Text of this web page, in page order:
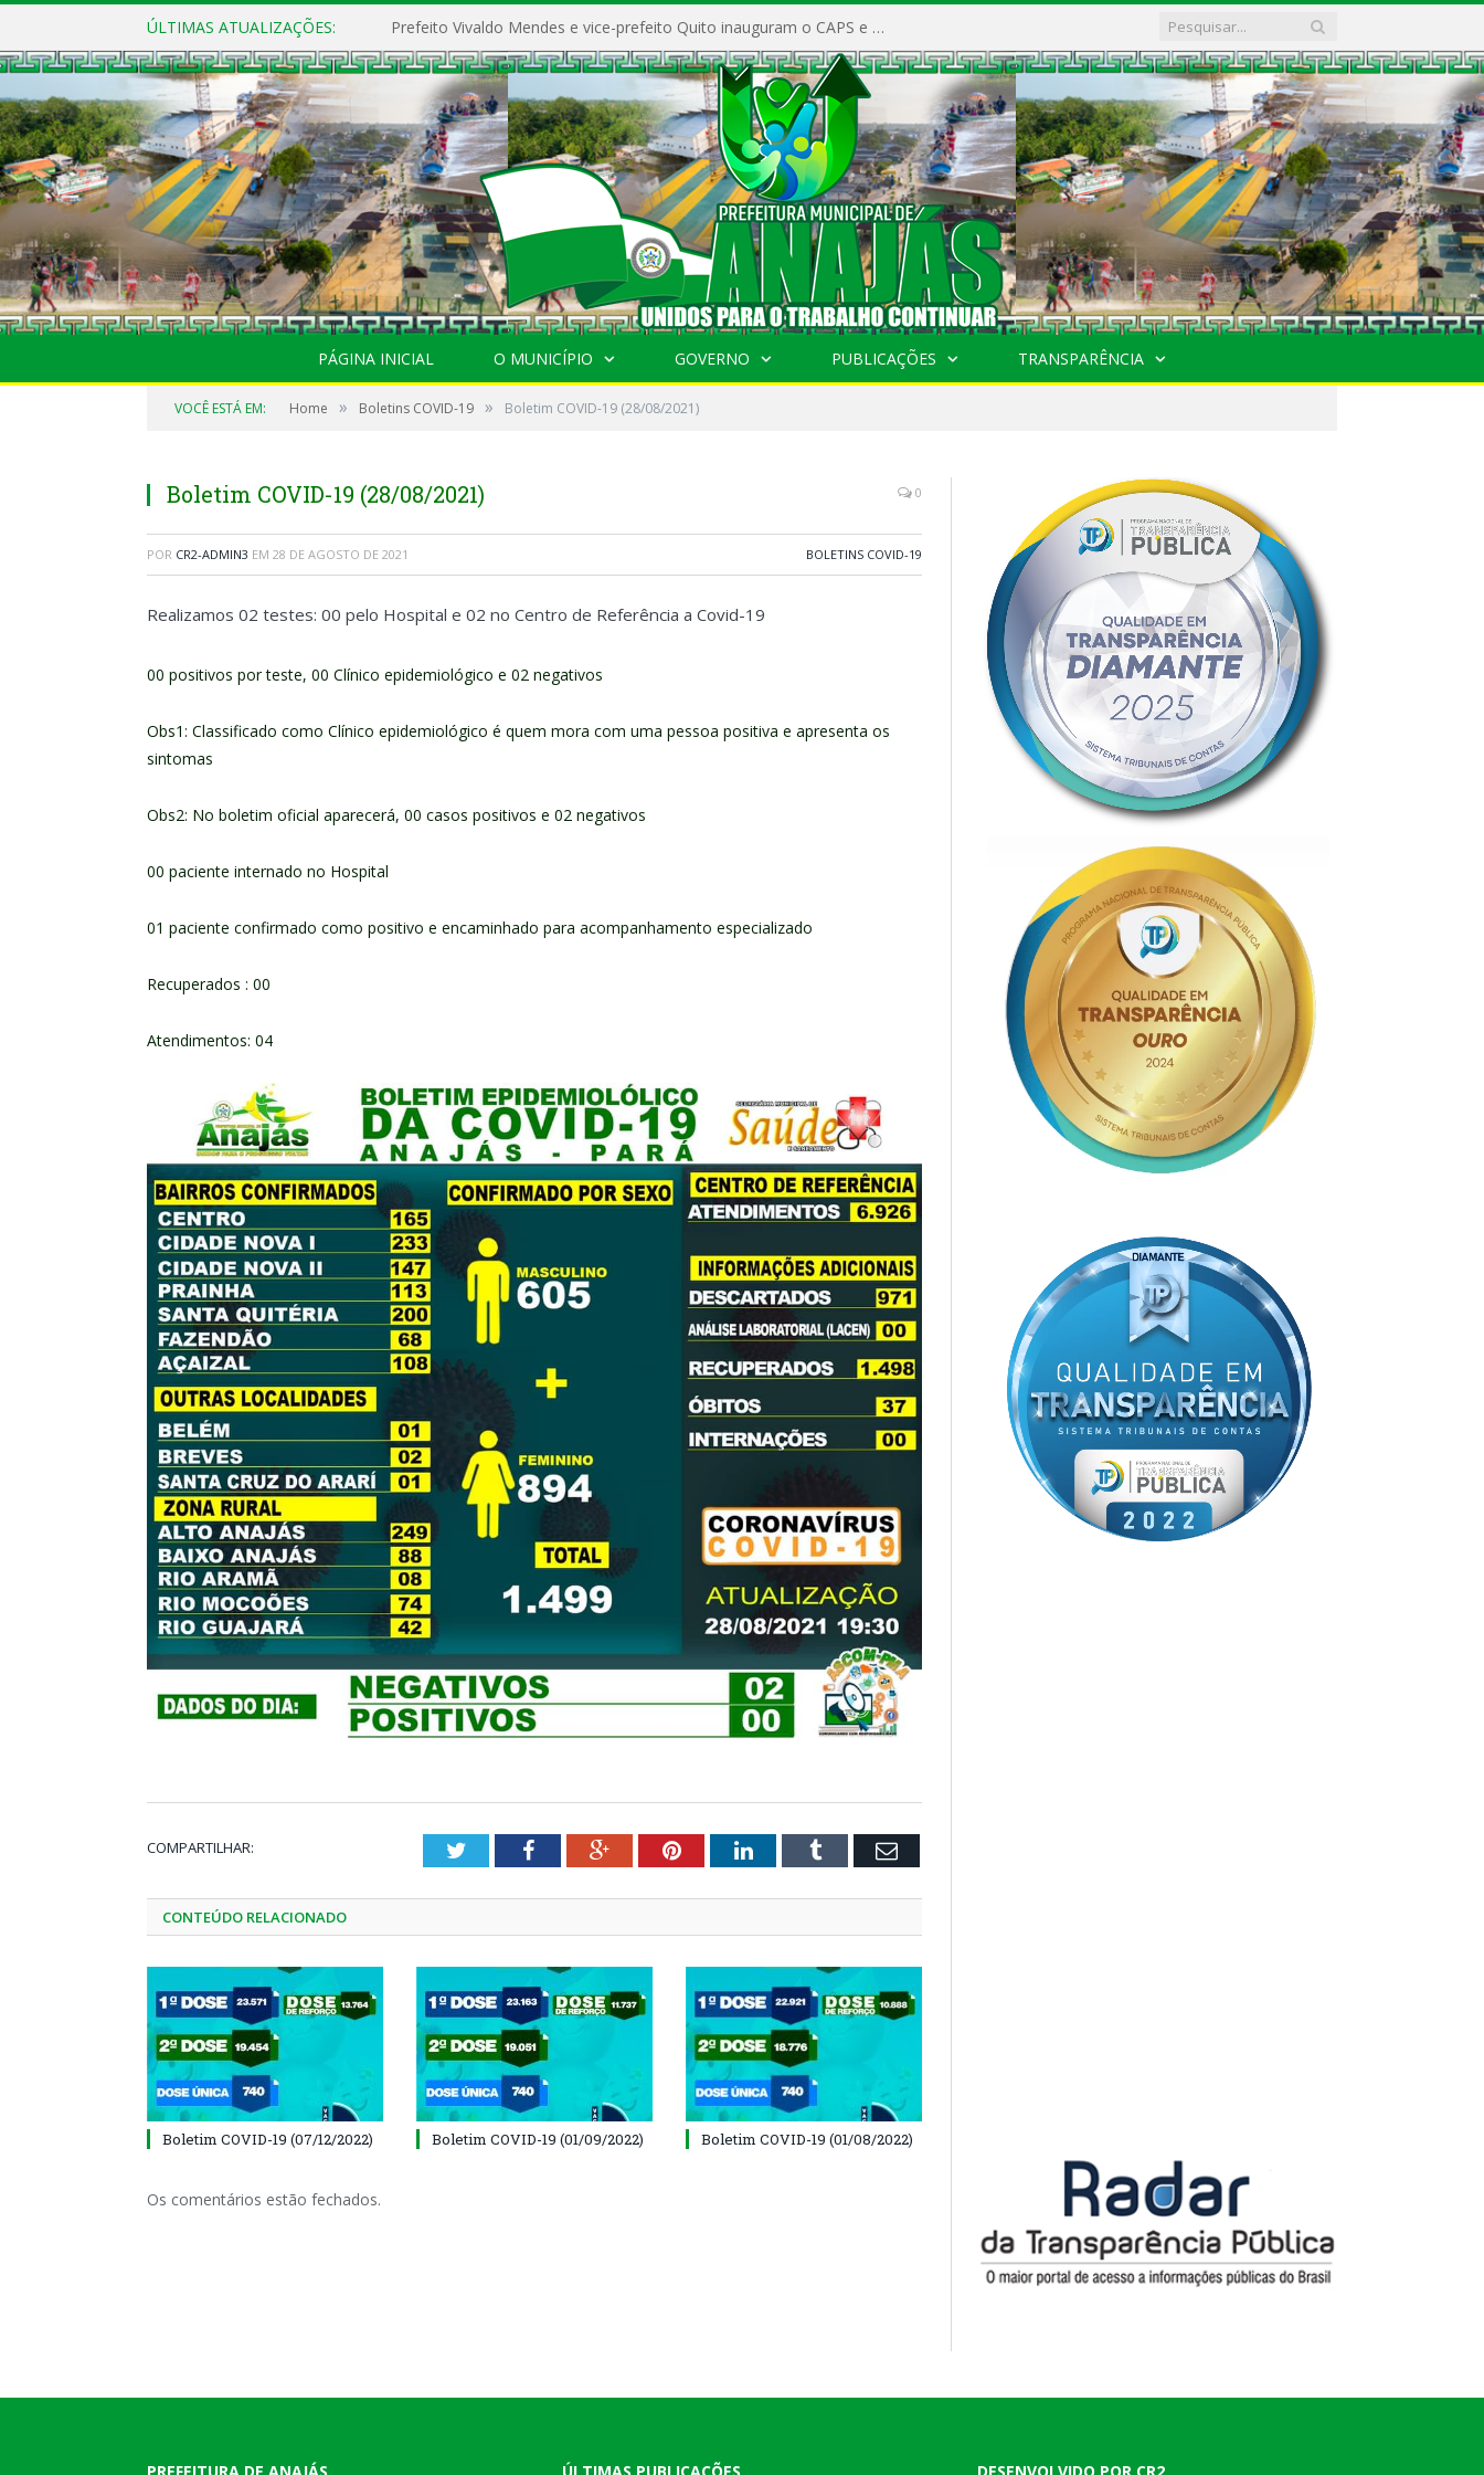
ÚLTIMAS ATUALIZAÇÕES: Prefeito Vivaldo Mendes e vice-prefeito Quito inauguram o CAPS e fortalecem a saúde pública em Anajás.
PÁGINA INICIAL O MUNICÍPIO GOVERNO PUBLICAÇÕES TRANSPARÊNCIA
VOCÊ ESTÁ EM: Home » Boletins COVID-19 » Boletim COVID-19 (28/08/2021)
Boletim COVID-19 (28/08/2021) 0
POR CR2-ADMIN3 EM 28 DE AGOSTO DE 2021 BOLETINS COVID-19
Realizamos 02 testes: 00 pelo Hospital e 02 no Centro de Referência a Covid-19
00 positivos por teste, 00 Clínico epidemiológico e 02 negativos
Obs1: Classificado como Clínico epidemiológico é quem mora com uma pessoa positiva e apresenta os
sintomas
Obs2: No boletim oficial aparecerá, 00 casos positivos e 02 negativos
00 paciente internado no Hospital
01 paciente confirmado como positivo e encaminhado para acompanhamento especializado
Recuperados : 00
Atendimentos: 04
COMPARTILHAR: TwitterFacebookGoogle+PinterestLinkedInTumblr Email
CONTEÚDO RELACIONADO
Boletim COVID-19 (07/12/2022) Boletim COVID-19 (01/09/2022) Boletim COVID-19 (01/08/2022)
Os comentários estão fechados.